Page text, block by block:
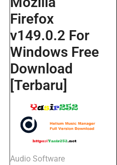
Firefox
v149.0.2 For
Windows Free
Download
[Terbaru]
Audio Software